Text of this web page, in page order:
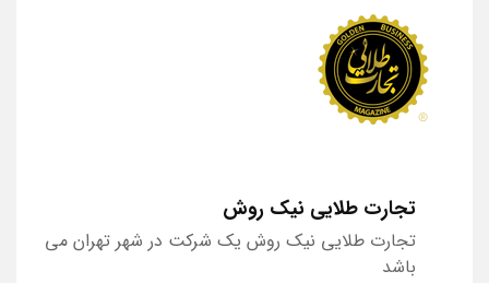
تجارت طلایی نیک روش
تجارت طلایی نیک روش یک شرکت در شهر تهران می
باشد